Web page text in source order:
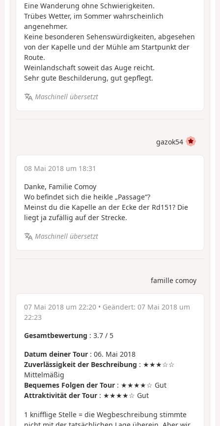
Eine Wanderung ohne Schwierigkeiten.
Trübes Wetter, im Sommer wahrscheinlich
angenehmer.
Keine besonderen Sehenswürdigkeiten, abgesehen
von der Kapelle und der Mühle am Startpunkt der
Route.
Weinlandschaft soweit das Auge reicht.
Sehr gute Beschilderung, gut gepflegt.
Maschinell übersetzt
gazok54
08 Mai 2018 um 18:31
Danke, Familie Comoy
Wo befindet sich die heikle „Passage“?
Meinst du die Kapelle an der Ecke der Rd151? Die
liegt ja zufällig auf der Strecke.
Maschinell übersetzt
famille comoy
07 Mai 2018 um 22:20 • Geändert: 07 Mai 2018 um
22:23
Gesamtbewertung : 3.7 / 5
Datum deiner Tour : 06. Mai 2018
Zuverlässigkeit der Beschreibung : ★★★☆☆
Mittelmäßig
Bequemes Folgen der Tour : ★★★★☆ Gut
Attraktivität der Tour : ★★★★☆ Gut
1 knifflige Stelle = die Wegbeschreibung stimmte